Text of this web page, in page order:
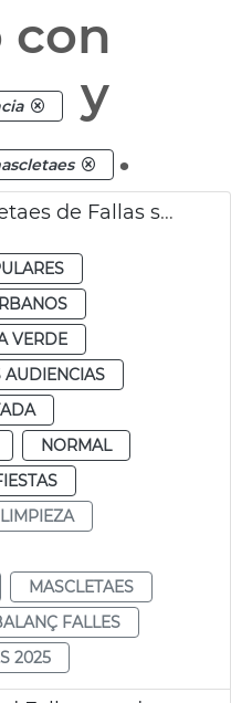
con
y
.
Nuevas fechas mascletaes de Fallas suspendidas por la lluvia
VERDE
AUDIENCIAS
NORMAL
LIMPIEZA
MASCLETAES
FALLES
2025